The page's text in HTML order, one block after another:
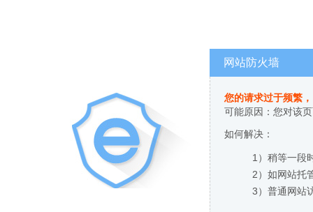
网站防火墙
您的请求过于频繁
可能原因：您对该
如何解决：
1）稍等一段
2）如网站托
3）普通网站